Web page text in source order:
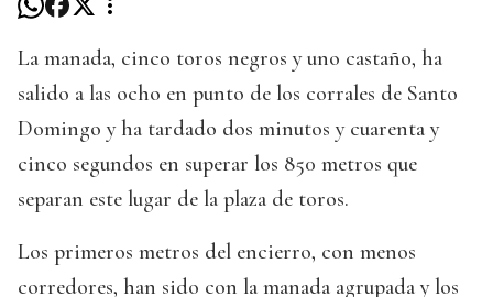
La manada, cinco toros negros y uno castaño, ha
salido a las ocho en punto de los corrales de Santo
Domingo y ha tardado dos minutos y cuarenta y
cinco segundos en superar los 850 metros que
separan este lugar de la plaza de toros.
Los primeros metros del encierro, con menos
corredores, han sido con la manada agrupada y los